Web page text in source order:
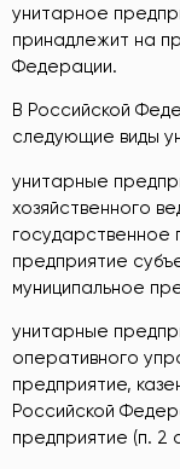
унитарное
принадлежит на
Федерации.
В Российской
следующие виды
унитарные
хозяйственного
государственное
предприятие
муниципальное
унитарные
оперативного
предприятие,
Российской
предприятие (п. 2